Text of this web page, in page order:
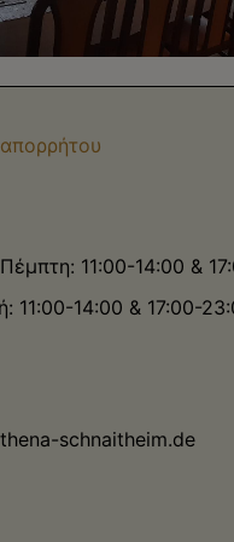
απορρήτου
Πέμπτη: 11:00-14:00 &
11:00-14:00 & 17:00-
schnaitheim.de